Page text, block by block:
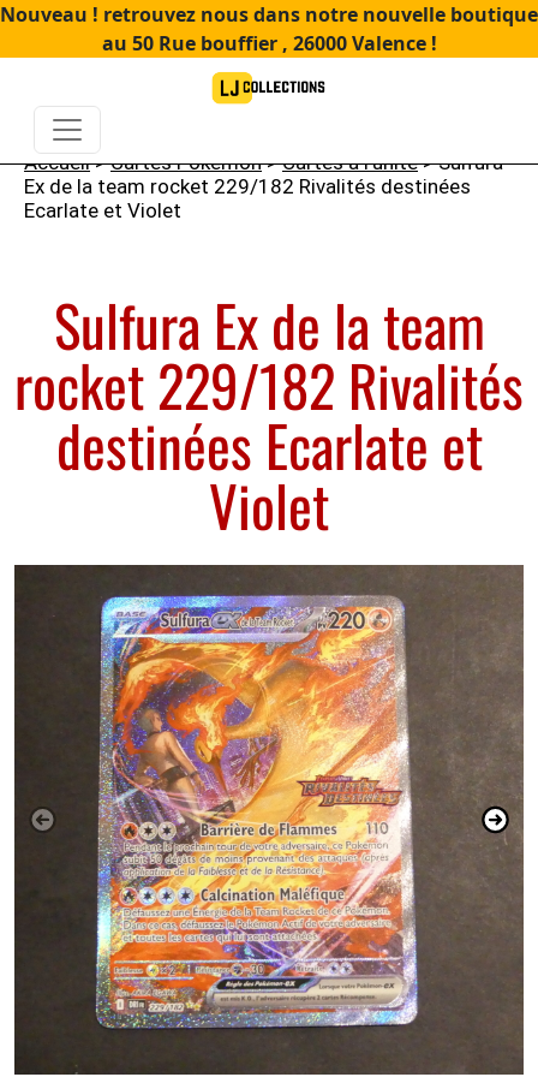
Nouveau ! retrouvez nous dans notre nouvelle boutique
au 50 Rue bouffier , 26000 Valence !
Accueil>Cartes Pokémon>Cartes à l'unité> Sulfura
Ex de la team rocket 229/182 Rivalités destinées
Ecarlate et Violet
Sulfura Ex de la team
rocket 229/182 Rivalités
destinées Ecarlate et
Violet